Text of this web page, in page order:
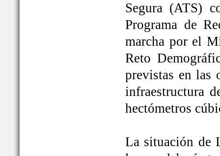
Segura (ATS)
Programa de
marcha por el
Reto
previstas en las
infraestructura
hectómetros
La situación de